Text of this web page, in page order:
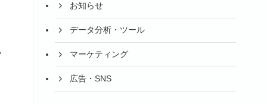
お知らせ
データ分析・ツール
マーケティング
広告・SNS